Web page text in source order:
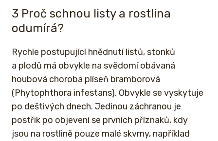
3 Proč schnou listy a rostlina
odumírá?
Rychle postupující hnědnutí listů, stonků
a plodů má obvykle na svědomí obávaná
houbová choroba plíseň bramborová
(Phytophthora infestans). Obvykle se vyskytuje
po deštivých dnech. Jedinou záchranou je
postřik po objevení se prvních příznaků, kdy
jsou na rostlině pouze malé skvrny, například